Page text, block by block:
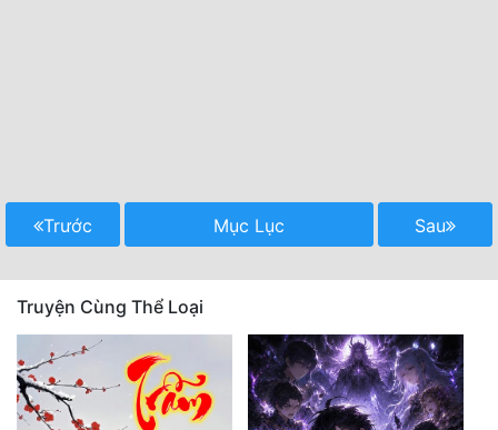
Trước Mục Lục Sau
Truyện Cùng Thể Loại